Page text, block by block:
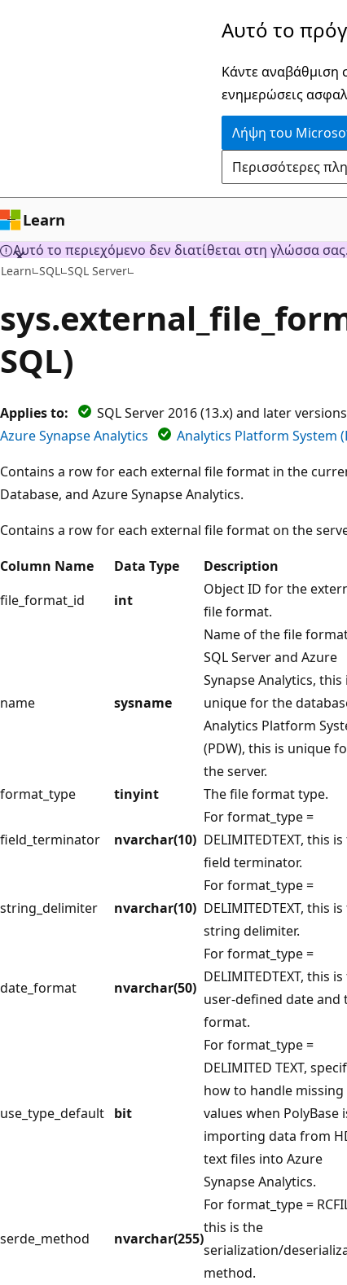
Αυτό το
Κάντε αναβάθμιση
ενημερώσεις
Λήψη του
Περισσότερες
Learn
Αυτό το περιεχόμενο δεν διατίθεται στη γλώσσα
Learn SQL SQL Server
SQL)
Applies to: SQL Server 2016 (13.x) and later versions
Azure Synapse Analytics
Analytics Platform System
Contains a row for each external file format in the
Database, and Azure Synapse Analytics.
Contains a row for each external file format on the
Column Name
Data Type Description
file_format_id
int
Object ID for the
file format.
name sysname
Name of the file
SQL Server and Azure
Synapse Analytics, this
unique for the
Analytics Platform
(PDW), this is unique
the server.
format_type
tinyint The file format type.
field_terminator nvarchar(10)
For format_type =
DELIMITEDTEXT, this
field terminator.
string_delimiter nvarchar(10)
For format_type =
DELIMITEDTEXT, this
string delimiter.
date_format nvarchar(50)
For format_type =
DELIMITEDTEXT, this
user-defined date and
format.
use_type_default bit
For format_type =
DELIMITED TEXT,
how to handle missing
values when PolyBase
importing data from
text files into Azure
Synapse Analytics.
serde_method nvarchar(255)
For format_type =
this is the
serialization/
method.